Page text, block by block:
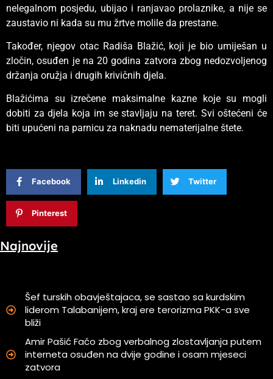
nelegalnom posjedu, ubijao i ranjavao prolaznike, a nije se
zaustavio ni kada su mu žrtve molile da prestane.
Također, njegov otac Radiša Blažić, koji je bio umiješan u
zločin, osuđen je na 20 godina zatvora zbog nedozvoljenog
držanja oružja i drugih krivičnih djela.
Blažićima su izrečene maksimalne kazne koje su mogli
dobiti za djela koja im se stavljaju na teret. Svi oštećeni će
biti upućeni na parnicu za naknadu nematerijalne štete.
Facebook Linkedin Twitter
Pinterest
Najnovije
Šef turskih obavještajaca, se sastao sa kurdskim
liderom Talabanijem, kraj ere terorizma PKK-a sve
bliži
Amir Pašić Faćo zbog verbalnog zlostavljanja putem
interneta osuđen na dvije godine i osam mjeseci
zatvora